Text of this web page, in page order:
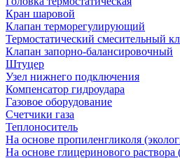
Кран шаровой
Клапан терморегулирующий
Термостатический смесительный
Клапан запорно-балансировочный
Штуцер
Узел нижнего подключения
Компенсатор гидроудара
Газовое оборудование
Счетчики газа
Теплоноситель
На основе пропиленгликоля
На основе глицеринового раствора